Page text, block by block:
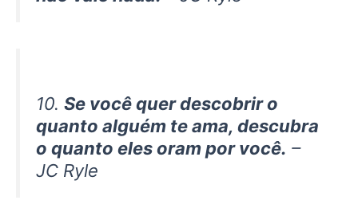
10. Se você quer descobrir o
quanto alguém te ama, descubra
o quanto eles oram por você. –
JC Ryle